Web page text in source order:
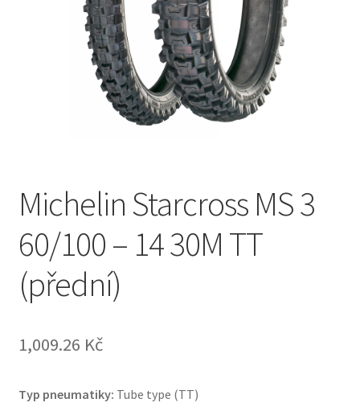
Michelin Starcross MS 3
60/100 – 14 30M TT
(přední)
1,009.26 Kč
Typ pneumatiky: Tube type (TT)